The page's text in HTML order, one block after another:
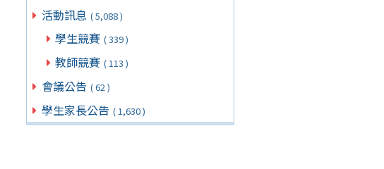
活動訊息 ( 5,088 )
學生競賽 ( 339 )
教師競賽 ( 113 )
會議公告 ( 62 )
學生家長公告 ( 1,630 )